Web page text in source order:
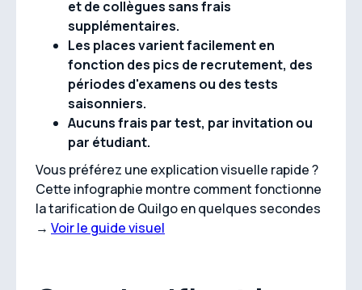
et de collègues sans frais
supplémentaires.
Les places varient facilement en
fonction des pics de recrutement, des
périodes d'examens ou des tests
saisonniers.
Aucuns frais par test, par invitation ou
par étudiant.
Vous préférez une explication visuelle rapide ?
Cette infographie montre comment fonctionne
la tarification de Quilgo en quelques secondes
→ Voir le guide visuel